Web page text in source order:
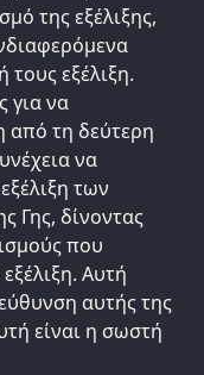
της εξέλιξης,
εξέλιξη.
για να
από τη δεύτερη
να
των
Γης, δίνοντας
που
Αυτή
αυτής της
είναι η σωστή